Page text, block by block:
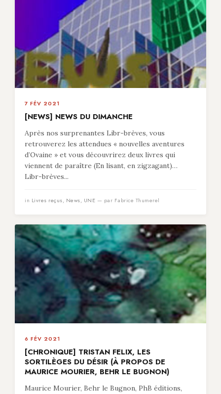
7 FÉV 2021
[NEWS] NEWS DU DIMANCHE
Après nos surprenantes Libr-brèves, vous
retrouverez les attendues « nouvelles aventures
d’Ovaine » et vous découvrirez deux livres qui
viennent de paraître (En lisant, en zigzagant)…
Libr-brèves...
in Livres reçus, News, UNE — par Fabrice Thumerel
6 FÉV 2021
[CHRONIQUE] TRISTAN FELIX, LES
SORTILÈGES DU DÉSIR (À PROPOS DE
MAURICE MOURIER, BEHR LE BUGNON)
Maurice Mourier, Behr le Bugnon, PhB éditions,